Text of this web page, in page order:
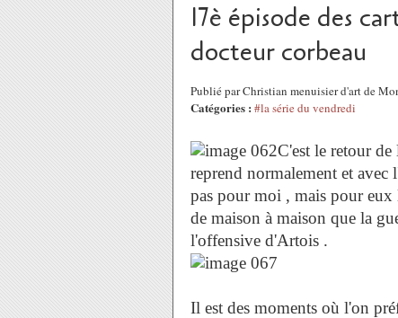
17è épisode des
docteur corbeau
Publié par Christian menuisier d'art de
Catégories : #la série du vendredi
C'est le retour
reprend normalement et avec
pas pour moi , mais pour eux
de maison à maison que la
l'offensive d'Artois .
Il est des moments où l'on